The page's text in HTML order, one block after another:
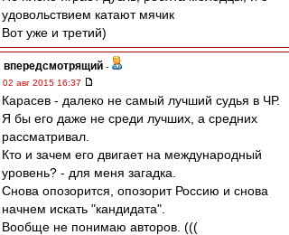
удовольствием катают мячик
Вот уже и третий)
впередсмотрящий -
02 авг 2015 16:37
Карасев - далеко не самый лучший судья в ЧР.
Я бы его даже не среди лучших, а средних
рассматривал.
Кто и зачем его двигает на международный
уровень? - для меня загадка.
Снова опозорится, опозорит Россию и снова
начнем искать "кандидата".
Вообще не понимаю авторов. (((